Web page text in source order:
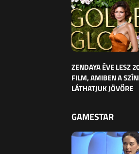
ZENDAYA ÉVE LESZ
FILM, AMIBEN A
LÁTHATJUK JÖVŐRE
GAMESTAR